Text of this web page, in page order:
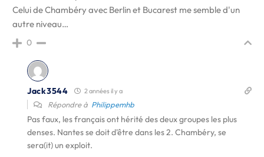
Celui de Chambéry avec Berlin et Bucarest me semble d'un
autre niveau…
0
Jack3544 2 années il y a
Répondre à Philippemhb
Pas faux, les français ont hérité des deux groupes les plus
denses. Nantes se doit d'être dans les 2. Chambéry, se
sera(it) un exploit.